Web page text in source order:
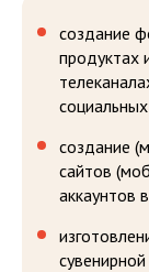
создание
продуктах
создание
сайтов
аккаунтов